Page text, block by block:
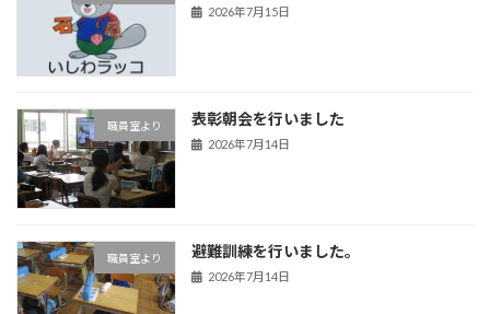
2026年7月15日
職員室より 表彰朝会を行いました
2026年7月14日
職員室より 避難訓練を行いました。
2026年7月14日